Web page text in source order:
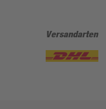
Versandarten